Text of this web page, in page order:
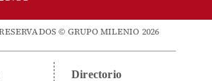
© GRUPO MILENIO 2026
Directorio